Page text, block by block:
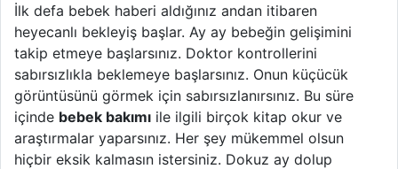
İlk defa bebek haberi aldığınız andan itibaren
heyecanlı bekleyiş başlar. Ay ay bebeğin gelişimini
takip etmeye başlarsınız. Doktor kontrollerini
sabırsızlıkla beklemeye başlarsınız. Onun küçücük
görüntüsünü görmek için sabırsızlanırsınız. Bu süre
içinde bebek bakımı ile ilgili birçok kitap okur ve
araştırmalar yaparsınız. Her şey mükemmel olsun
hiçbir eksik kalmasın istersiniz. Dokuz ay dolup